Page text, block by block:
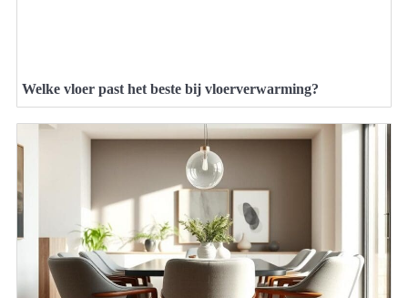
Welke vloer past het beste bij vloerverwarming?